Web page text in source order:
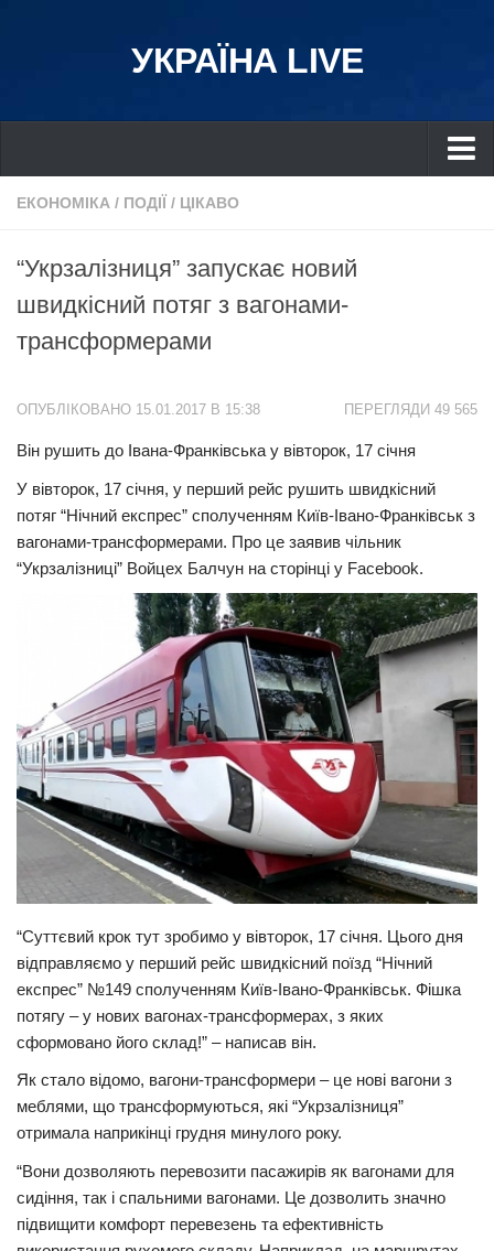
УКРАЇНА LIVE
Україна
Дніпро
Львів
Івано-Франківськ
Донбас
Одеса
Схід
Прикарпаття
Економіка
Наука
Технології
Історії
Рецепти
Привітання
Здоров’я
Події
Кримінал
Трагедії
Суспільство
Культура
Шоу-біз
#Війна
ЕКОНОМІКА / ПОДІЇ / ЦІКАВО
“Укрзалізниця” запускає новий
швидкісний потяг з вагонами-
трансформерами
ПЕРЕГЛЯДИ 49 565
ОПУБЛІКОВАНО 15.01.2017 В 15:38
Він рушить до Івана-Франківська у вівторок, 17 січня
У вівторок, 17 січня, у перший рейс рушить швидкісний
потяг “Нічний експрес” сполученням Київ-Івано-Франківськ з
вагонами-трансформерами. Про це заявив чільник
“Укрзалізниці” Войцех Балчун на сторінці у Facebook.
“Суттєвий крок тут зробимо у вівторок, 17 січня. Цього дня
відправляємо у перший рейс швидкісний поїзд “Нічний
експрес” №149 сполученням Київ-Івано-Франківськ. Фішка
потягу – у нових вагонах-трансформерах, з яких
сформовано його склад!” – написав він.
Як стало відомо, вагони-трансформери – це нові вагони з
меблями, що трансформуються, які “Укрзалізниця”
отримала наприкінці грудня минулого року.
“Вони дозволяють перевозити пасажирів як вагонами для
сидіння, так і спальними вагонами. Це дозволить значно
підвищити комфорт перевезень та ефективність